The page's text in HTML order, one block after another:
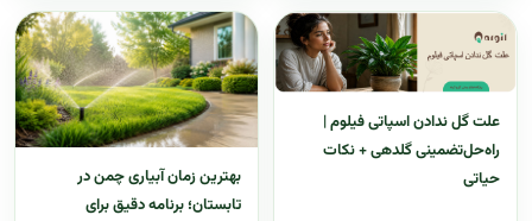
علت گل ندادن اسپاتی فیلوم |
راه‌حل‌تضمینی گلدهی + نکات
حیاتی
بهترین زمان آبیاری چمن در
تابستان؛ برنامه دقیق برای